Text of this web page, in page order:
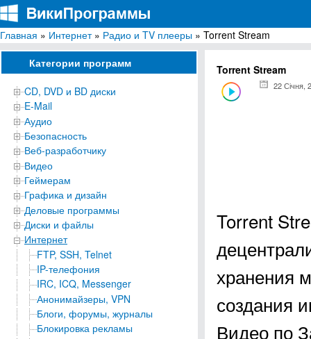
ВикиПрограммы
Энциклопедия бесплатных компьютерных программ для Windows
Главная » Интернет» Радио и TV плееры » Torrent Stream
Категории программ
CD, DVD и BD диски
E-Mail
Аудио
Безопасность
Веб-разработчику
Видео
Геймерам
Графика и дизайн
Деловые программы
Диски и файлы
Интернет
FTP, SSH, Telnet
IP-телефония
IRC, ICQ, Messenger
Анонимайзеры, VPN
Блоги, форумы, журналы
Блокировка рекламы
Torrent Stream
22 Січня,
Torrent
хранения
создания
Видео по